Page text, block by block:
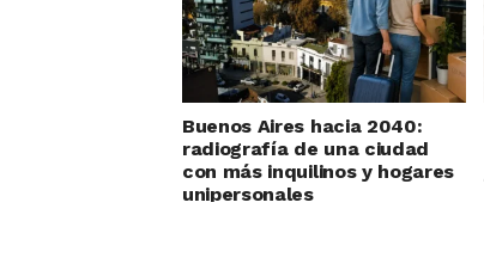
Buenos Aires hacia 2040:
radiografía de una ciudad
con más inquilinos y hogares
unipersonales